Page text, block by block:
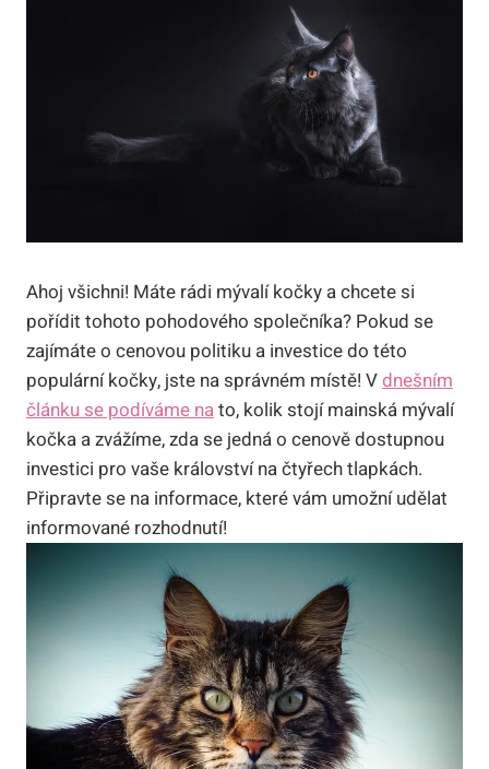
Ahoj všichni! Máte rádi mývalí kočky a chcete si
pořídit tohoto pohodového společníka? Pokud se
zajímáte o cenovou politiku a investice do této
populární kočky, jste na správném místě! Vdnešním
článku se podíváme nato, kolik stojí mainská mývalí
kočka a zvážíme, zda se jedná o cenově dostupnou
investici pro vaše království na čtyřech tlapkách.
Připravte se na informace, které vám umožní udělat
informované rozhodnutí!